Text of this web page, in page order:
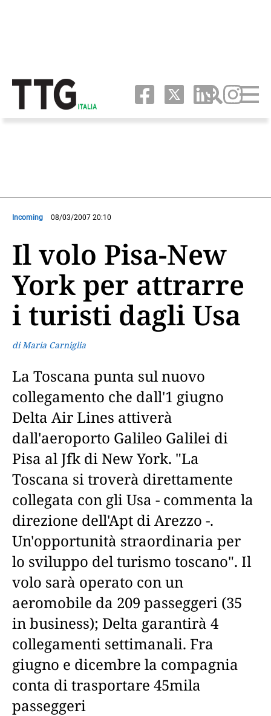
Incoming 08/03/2007 20:10
Il volo Pisa-New
York per attrarre
i turisti dagli Usa
di Maria Carniglia
La Toscana punta sul nuovo
collegamento che dall'1 giugno
Delta Air Lines attiverà
dall'aeroporto Galileo Galilei di
Pisa al Jfk di New York. "La
Toscana si troverà direttamente
collegata con gli Usa - commenta la
direzione dell'Apt di Arezzo -.
Un'opportunità straordinaria per
lo sviluppo del turismo toscano". Il
volo sarà operato con un
aeromobile da 209 passeggeri (35
in business); Delta garantirà 4
collegamenti settimanali. Fra
giugno e dicembre la compagnia
conta di trasportare 45mila
passeggeri